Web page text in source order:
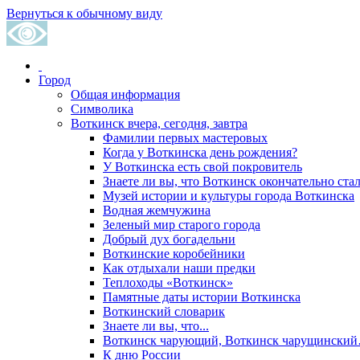
Вернуться к обычному виду
Город
Общая информация
Символика
Воткинск вчера, сегодня, завтра
Фамилии первых мастеровых
Когда у Воткинска день рождения?
У Воткинска есть свой покровитель
Знаете ли вы, что Воткинск окончательно
Музей истории и культуры города Воткинска
Водная жемчужина
Зеленый мир старого города
Добрый дух богадельни
Воткинские коробейники
Как отдыхали наши предки
Теплоходы «Воткинск»
Памятные даты истории Воткинска
Воткинский словарик
Знаете ли вы, что...
Воткинск чарующий, Воткинск
К дню России